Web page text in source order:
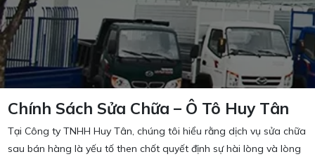
Chính Sách Sửa Chữa – Ô Tô Huy Tân
Tại Công ty TNHH Huy Tân, chúng tôi hiểu rằng dịch vụ sửa chữa
sau bán hàng là yếu tố then chốt quyết định sự hài lòng và lòng